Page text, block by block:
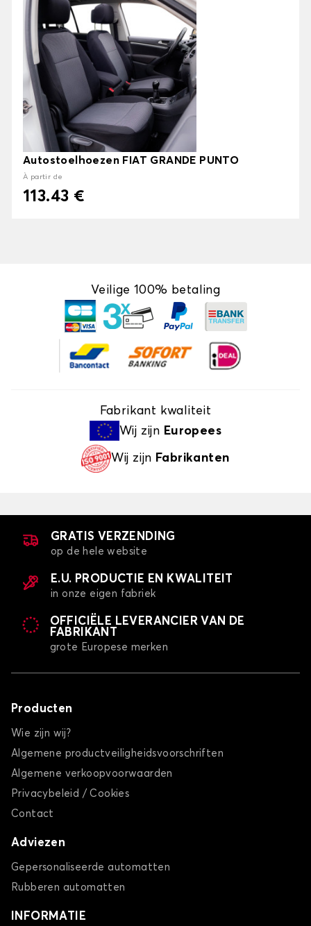
Autostoelhoezen FIAT GRANDE PUNTO
À partir de
113.43 €
Veilige 100% betaling
Fabrikant kwaliteit
Wij zijn Europees
Wij zijn Fabrikanten
GRATIS VERZENDING
op de hele website
E.U. PRODUCTIE EN KWALITEIT
in onze eigen fabriek
OFFICIËLE LEVERANCIER VAN DE
FABRIKANT
grote Europese merken
Producten
Wie zijn wij?
Algemene productveiligheidsvoorschriften
Algemene verkoopvoorwaarden
Privacybeleid / Cookies
Contact
Adviezen
Gepersonaliseerde automatten
Rubberen automatten
INFORMATIE